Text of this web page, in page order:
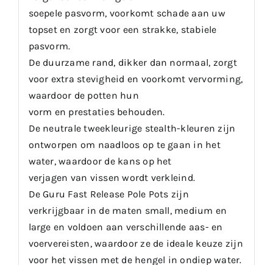
soepele pasvorm, voorkomt schade aan uw
topset en zorgt voor een strakke, stabiele
pasvorm.
De duurzame rand, dikker dan normaal, zorgt
voor extra stevigheid en voorkomt vervorming,
waardoor de potten hun
vorm en prestaties behouden.
De neutrale tweekleurige stealth-kleuren zijn
ontworpen om naadloos op te gaan in het
water, waardoor de kans op het
verjagen van vissen wordt verkleind.
De Guru Fast Release Pole Pots zijn
verkrijgbaar in de maten small, medium en
large en voldoen aan verschillende aas- en
voervereisten, waardoor ze de ideale keuze zijn
voor het vissen met de hengel in ondiep water.